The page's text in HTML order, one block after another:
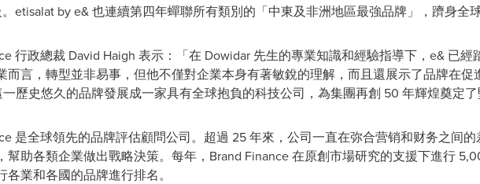
etisalat by e& 也連續第四年蟬聯所有類別的「中東及非洲地區最強品牌」，躋身全
行政總裁 David Haigh 表示：「在 Dowidar 先生的專業知識和經驗指導下，e& 已
而言，轉型並非易事，但他不僅對企業本身有著敏銳的理解，而且還展示了品牌在
歷史悠久的品牌發展成一家具有全球抱負的科技公司，為集團再創 50 年輝煌奠定了
是全球領先的品牌評估顧問公司。超過 25 年來，公司一直在弥合营销和财务之间
幫助各類企業做出戰略決策。每年，Brand Finance 在原創市場研究的支援下進行
各業和各國的品牌進行排名。